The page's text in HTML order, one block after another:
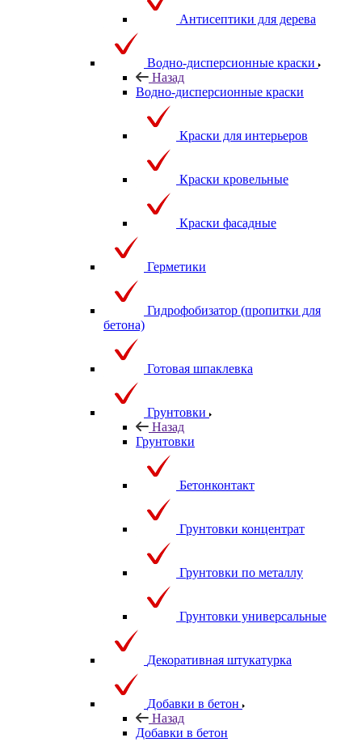
Антисептики для дерева
Водно-дисперсионные краски
Назад
Водно-дисперсионные краски
Краски для интерьеров
Краски кровельные
Краски фасадные
Герметики
Гидрофобизатор (пропитки для
бетона)
Готовая шпаклевка
Грунтовки
Назад
Грунтовки
Бетонконтакт
Грунтовки концентрат
Грунтовки по металлу
Грунтовки универсальные
Декоративная штукатурка
Добавки в бетон
Назад
Добавки в бетон